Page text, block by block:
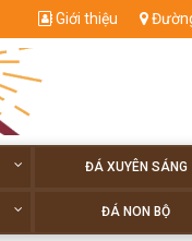
Giới thiệu
ĐÁ XUYÊN SÁNG
ĐÁ NON BỘ